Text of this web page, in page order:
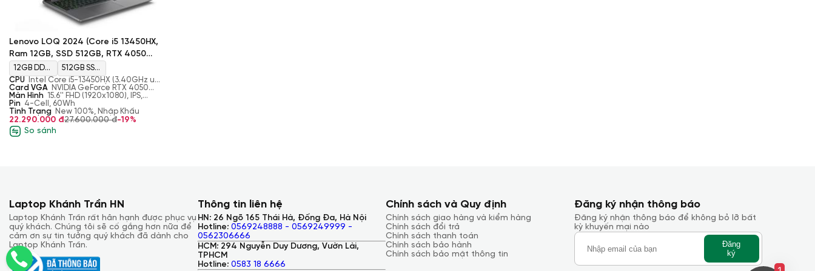
Với những ưu điểm trên, màn hình của chiếc laptop này sẽ mang đến cho bạn trải nghiệm hình
Lenovo LOQ 2024 (Core i5 13450HX,
Ram 12GB, SSD 512GB, RTX 4050
6GB, Màn 15.6" FHD 144Hz)
12GB DDR5
4800
SODIMM
512GB SSD
M.2 2242
PCIe
4.0x4
CPU
Intel Core i5-13450HX (3.40GHz up
to 4.60GHz, 20MB Cache)
Card VGA
NVIDIA GeForce RTX 4050
6GB GDDR6
Màn Hình
15.6'' FHD (1920x1080), IPS,
300nits, Anti-glare, 100%sRGB, 144Hz
Pin 4-Cell, 60Wh
Tình Trạng
New 100%, Nhập Khẩu
22.290.000 đ27.600.000 đ-19%
So sánh
Laptop Khánh Trần HN
Laptop Khánh Trần rất hân hạnh được phục vụ
quý khách. Chúng tôi sẽ cố gắng hơn nữa để
cảm ơn sự tin tưởng quý khách đã dành cho
Laptop Khánh Trần.
Thông tin liên hệ
HN: 26 Ngõ 165 Thái Hà, Đống Đa, Hà Nội
Hotline: 0569248888 - 0569249999 -
0562306666
HCM: 294 Nguyễn Duy Dương, Vườn Lài,
TPHCM
Hotline: 0583 18 6666
Chính sách và Quy định
Chính sách giao hàng và kiểm hàng
Chính sách đổi trả
Chính sách thanh toán
Chính sách bảo hành
Chính sách bảo mật thông tin
Đăng ký nhận thông báo
Đăng ký nhận thông báo để không bỏ lỡ bất
kỳ khuyến mại nào
Đăng
ký